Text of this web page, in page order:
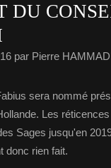
DU
par Pierre
sera nommé
Les
Sages jusqu'en
donc rien fait.